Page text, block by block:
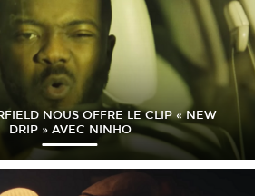
NOUS OFFRE LE CLIP « NEW
DRIP » AVEC NINHO